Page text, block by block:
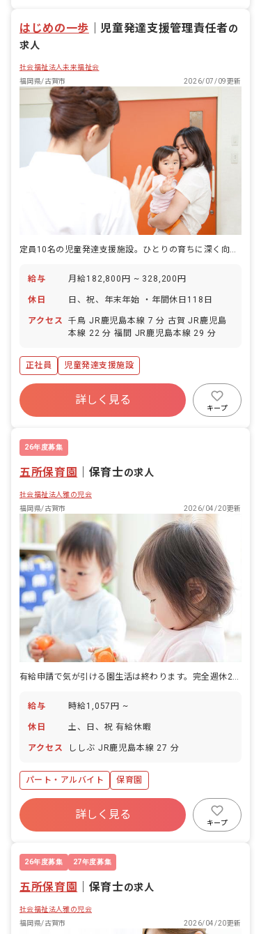
はじめの一歩 ｜児童発達支援管理責任者の
求人
社会福祉法人未来福祉会
福岡県/古賀市
2026/07/09更新
定員10名の児童発達支援施設。ひとりの育ちに深く向き合い、支援計画を描く仕事です。
給与 月給182,800円 ~ 328,200円
休日 日、祝、年末年始 ・年間休日118日
アクセス
千鳥 JR鹿児島本線 7 分 古賀 JR鹿児島
本線 22 分 福間 JR鹿児島本線 29 分
正社員 児童発達支援施設
詳しく見る
キープ
26年度募集
五所保育園 保育士の求人
社会福祉法人雅の児会
福岡県/古賀市
2026/04/20更新
有給申請で気が引ける園生活は終わります。完全週休2日制です。
給与 時給1,057円 ~
休日 土、日、祝 有給休暇
アクセス ししぶ JR鹿児島本線 27 分
パート・アルバイト 保育園
詳しく見る
キープ
26年度募集 27年度募集
五所保育園 保育士の求人
社会福祉法人雅の児会
福岡県/古賀市
2026/04/20更新